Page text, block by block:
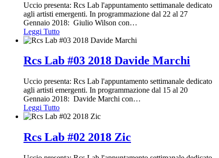
Uccio presenta: Rcs Lab l'appuntamento settimanale dedicato
agli artisti emergenti. In programmazione dal 22 al 27
Gennaio 2018: Giulio Wilson con…
Leggi Tutto
Rcs Lab #03 2018 Davide Marchi
Uccio presenta: Rcs Lab l'appuntamento settimanale dedicato
agli artisti emergenti. In programmazione dal 15 al 20
Gennaio 2018: Davide Marchi con…
Leggi Tutto
Rcs Lab #02 2018 Zic